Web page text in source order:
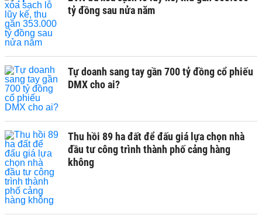
tỷ đồng sau nửa năm
Tự doanh sang tay gần 700 tỷ đồng cổ phiếu
DMX cho ai?
Thu hồi 89 ha đất để đấu giá lựa chọn nhà
đầu tư công trình thành phố cảng hàng
không